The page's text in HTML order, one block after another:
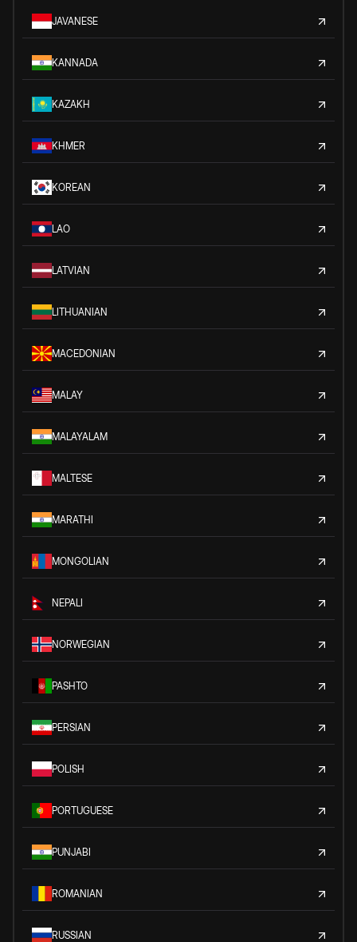
JAVANESE
KANNADA
KAZAKH
KHMER
KOREAN
LAO
LATVIAN
LITHUANIAN
MACEDONIAN
MALAY
MALAYALAM
MALTESE
MARATHI
MONGOLIAN
NEPALI
NORWEGIAN
PASHTO
PERSIAN
POLISH
PORTUGUESE
PUNJABI
ROMANIAN
RUSSIAN